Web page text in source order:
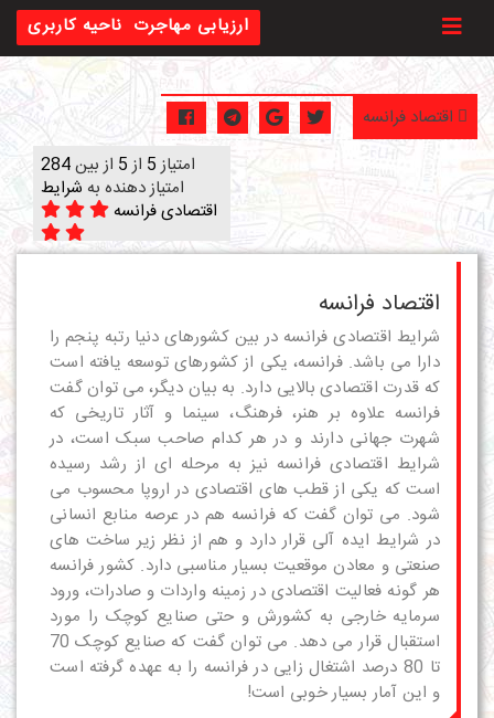
ناحیه کاربری ارزیابی مهاجرت
امتیاز5 از5 از بین284
امتیاز دهنده به شرایط
اقتصادی فرانسه
اقتصاد فرانسه
شرایط اقتصادی فرانسه در بین کشورهای دنیا رتبه پنجم را
دارا می باشد. فرانسه، یکی از کشورهای توسعه یافته است
که قدرت اقتصادی بالایی دارد. به بیان دیگر، می توان گفت
فرانسه علاوه بر هنر، فرهنگ، سینما و آثار تاریخی که
شهرت جهانی دارند و در هر کدام صاحب سبک است، در
شرایط اقتصادی فرانسه نیز به مرحله ای از رشد رسیده
است که یکی از قطب های اقتصادی در اروپا محسوب می
شود. می توان گفت که فرانسه هم در عرصه منابع انسانی
در شرایط ایده آلی قرار دارد و هم از نظر زیر ساخت های
صنعتی و معادن موقعیت بسیار مناسبی دارد. کشور فرانسه
هر گونه فعالیت اقتصادی در زمینه واردات و صادرات، ورود
سرمایه خارجی به کشورش و حتی صنایع کوچک را مورد
استقبال قرار می دهد. می توان گفت که صنایع کوچک 70
تا 80 درصد اشتغال زایی در فرانسه را به عهده گرفته است
و این آمار بسیار خوبی است!